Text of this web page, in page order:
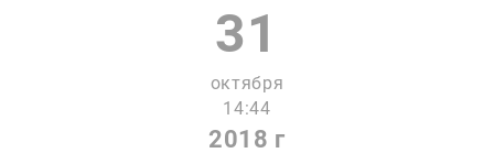
31
октября
14:44
2018 г